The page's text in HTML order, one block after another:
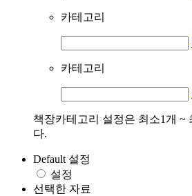
카테고리
카테고리
책장카테고리 설정은 최소1개 ~
다.
Default 설정
설정
선택한 자료